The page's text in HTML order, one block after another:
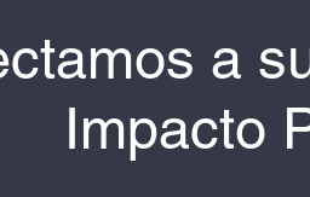
a
Impacto